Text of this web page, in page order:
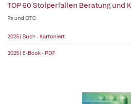
TOP 60 Stolperfallen Beratung und
Rx und OTC
2025 | Buch - Kartoniert
2025 | E-Book - PDF